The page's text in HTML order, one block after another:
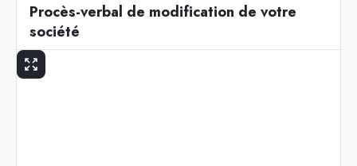
Procès-verbal de modification de votre
société